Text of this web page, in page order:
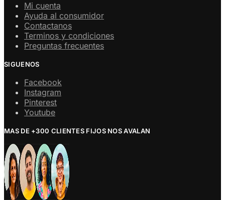
Mi cuenta
Ayuda al consumidor
Contactanos
Terminos y condiciones
Preguntas frecuentes
SIGUENOS
Facebook
Instagram
Pinterest
Youtube
MAS DE +300 CLIENTES FIJOS NOS AVALAN